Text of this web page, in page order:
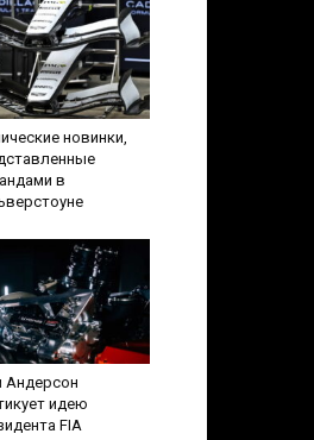
новинки,
в
Андерсон
идею
FIA